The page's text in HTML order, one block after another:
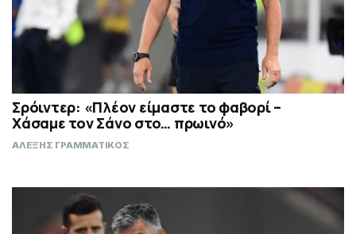
Σρόιντερ: «Πλέον είμαστε το φαβορί –
Χάσαμε τον Σάνο στο… πρωινό»
ΑΛΕΞΗΣ ΓΡΑΜΜΑΤΙΚΟΣ